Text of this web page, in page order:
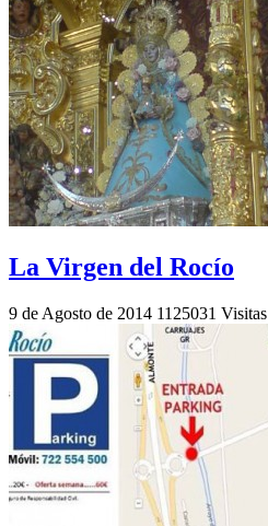
La Virgen del Rocío
9 de Agosto de 2014 1125031 Visitas